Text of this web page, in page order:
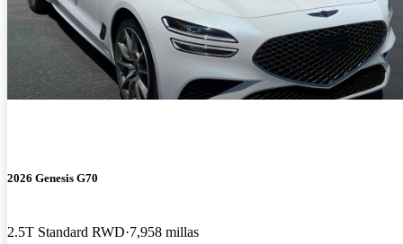
2026 Genesis G70
2.5T Standard RWD 7,958 millas